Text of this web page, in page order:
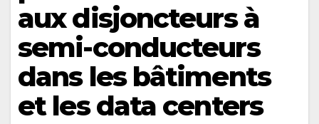
aux disjoncteurs à
semi-conducteurs
dans les bâtiments
et les data centers